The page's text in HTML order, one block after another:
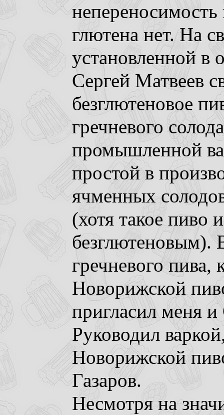
непереносимость
глютена нет. На
установленной в
Сергей Матвеев
безглютеновое
гречневого
промышленной
простой в
ячменных
(хотя такое пиво
безглютеновым).
гречневого пива,
Новорижской
пригласил меня
Руководил
Новорижской
Газаров.
Несмотря на